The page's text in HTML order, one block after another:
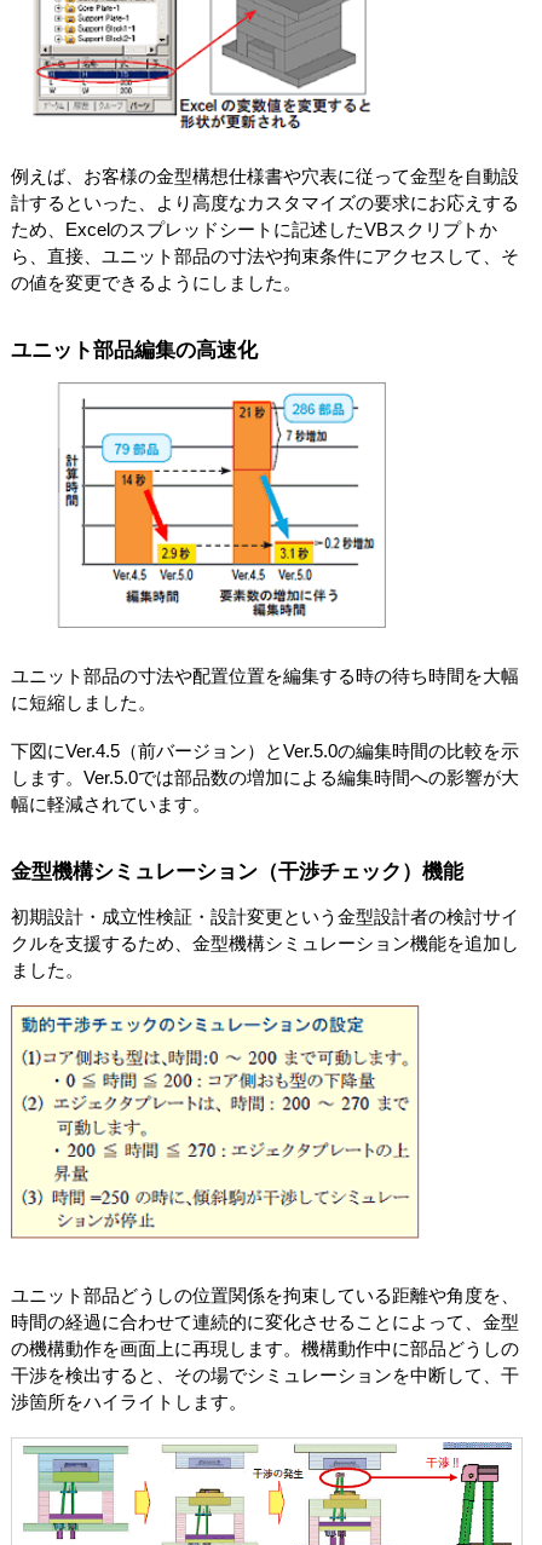
例えば、お客様の金型構想仕様書や穴表に従って金型を自動設
計するといった、より高度なカスタマイズの要求にお応えする
ため、Excelのスプレッドシートに記述したVBスクリプトか
ら、直接、ユニット部品の寸法や拘束条件にアクセスして、そ
の値を変更できるようにしました。
ユニット部品編集の高速化
ユニット部品の寸法や配置位置を編集する時の待ち時間を大幅
に短縮しました。
下図にVer.4.5（前バージョン）とVer.5.0の編集時間の比較を示
します。Ver.5.0では部品数の増加による編集時間への影響が大
幅に軽減されています。
金型機構シミュレーション（干渉チェック）機能
初期設計・成立性検証・設計変更という金型設計者の検討サイ
クルを支援するため、金型機構シミュレーション機能を追加し
ました。
ユニット部品どうしの位置関係を拘束している距離や角度を、
時間の経過に合わせて連続的に変化させることによって、金型
の機構動作を画面上に再現します。機構動作中に部品どうしの
干渉を検出すると、その場でシミュレーションを中断して、干
渉箇所をハイライトします。